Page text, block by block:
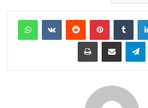
لينكدإن بينتيريست
تيلقرام مشاركة عبر البريد طباعة